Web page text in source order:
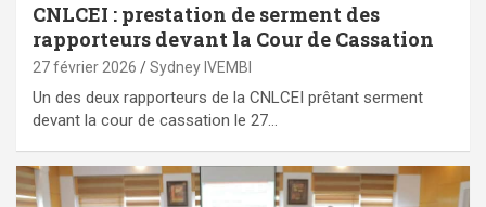
CNLCEI : prestation de serment des
rapporteurs devant la Cour de Cassation
27 février 2026 Sydney IVEMBI
Un des deux rapporteurs de la CNLCEI prêtant serment
devant la cour de cassation le 27…